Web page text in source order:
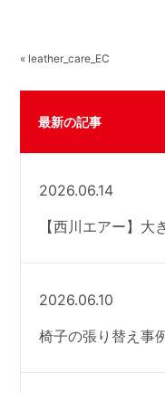
« leather_care_EC
最新の記事
2026.06.14
【西川エアー】
2026.06.10
椅子の張り替え事